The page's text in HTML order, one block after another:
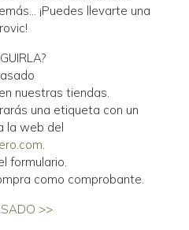
¡Puedes llevarte una
nuestras tiendas.
una etiqueta con un
la web del
formulario.
como comprobante.
>>